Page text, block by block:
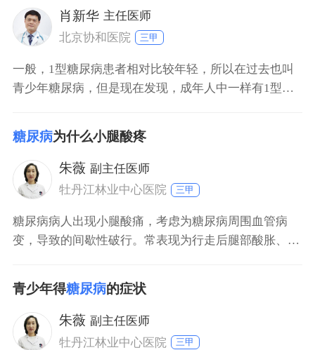
行治疗，同时还要预防一些并发症。糖尿病患者平时都
应严格注意饮食，避免吃一些糖分过高的食物。还要定
肖新华 主任医师
北京协和医院
三甲
一般，1型糖尿病患者相对比较年轻，所以在过去也叫
青少年糖尿病，但是现在发现，成年人中一样有1型糖
绝对。1型糖尿病所表现出来的三多一少症状，比2型糖
尿病更突出、更明显，成人2型糖尿病相对来讲，三多
一少症状较少或是较轻。而且1型糖尿病跟2型糖尿病的
病理机制也不一样，1型糖尿病更多的表现是胰岛功能
糖尿病为什么小腿酸疼
朱薇 副主任医师
牡丹江林业中心医院
三甲
糖尿病病人出现小腿酸痛，考虑为糖尿病周围血管病
变，导致的间歇性破行。常表现为行走后腿部酸胀、胀
下肢血管彩超等检查。另一部分病人表现为双下肢远端
呈对衬性麻木感，可伴有针刺样、刀割样或灼烧样疼
痛，夜间可加重严重，使病人难以忍受。需立即到医院
行相关检查，确诊是否患有糖尿病痛性的神经病变。
青少年得糖尿病的症状
朱薇 副主任医师
牡丹江林业中心医院
三甲